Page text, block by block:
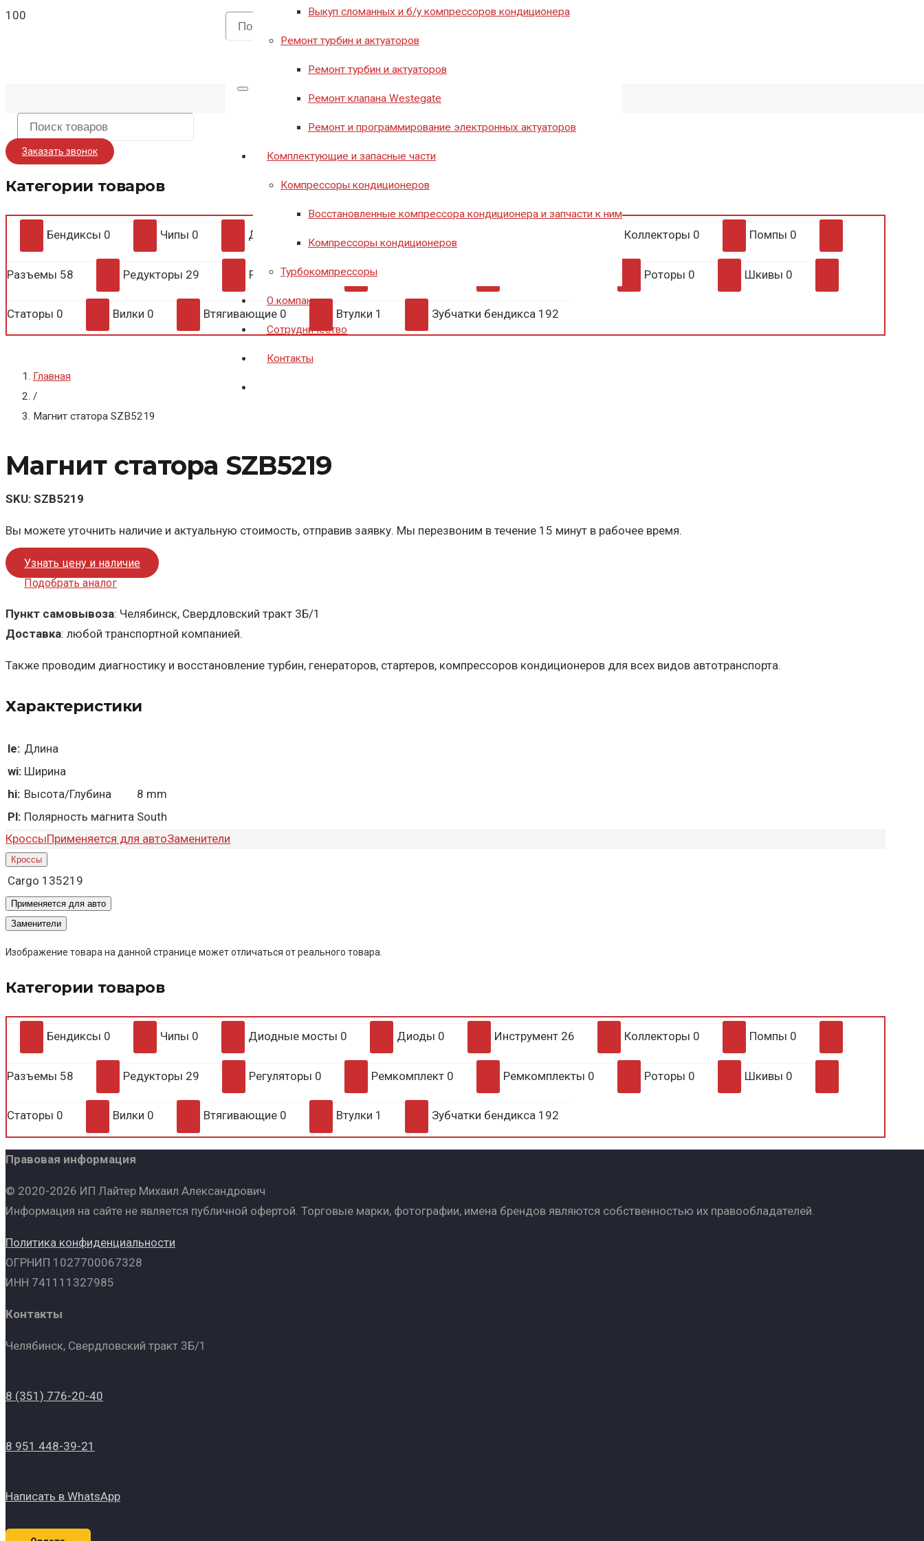
8 (351) 776-20-40
Заказать звонок
Выкуп сломанных и б/у компрессоров кондиционера
Ремонт турбин и актуаторов
Ремонт турбин и актуаторов
Ремонт клапана Westegate
Ремонт и программирование электронных актуаторов
Комплектующие и запасные части
Компрессоры кондиционеров
Восстановленные компрессора кондиционера и запчасти к ним
Компрессоры кондиционеров
Турбокомпрессоры
О компании
Сотрудничество
Контакты
Заказать звонок
Категории товаров
Бендиксы 0 Чипы 0 Диодные мосты Коллекторы 0 Помпы 0
Разъемы 58 Редукторы 29 Регуляторы0 Ремкомплект Роторы 0 Шкивы 0
Статоры 0 Вилки 0 Втягивающие 0 Втулки 1 Зубчатки бендикса 192
Главная
/
Магнит статора SZB5219
Магнит статора SZB5219
SKU: SZB5219
Вы можете уточнить наличие и актуальную стоимость, отправив заявку. Мы перезвоним в течение 15 минут в рабочее время.
Узнать цену и наличие
Подобрать аналог
Пункт самовывоза: Челябинск, Свердловский тракт 3Б/1
Доставка: любой транспортной компанией.
Также проводим диагностику и восстановление турбин, генераторов, стартеров, компрессоров кондиционеров для всех видов автотранспорта.
Характеристики
le: Длина
wi: Ширина
hi: Высота/Глубина
8 mm
Pl: Полярность магнита South
КроссыПрименяется для автоЗаменители
Кроссы
Cargo 135219
Применяется для авто
Заменители
Изображение товара на данной странице может отличаться от реального товара.
Категории товаров
Бендиксы 0 Чипы 0 Диодные мосты 0 Диоды 0 Инструмент 26 Коллекторы 0 Помпы 0
Разъемы 58 Редукторы 29 Регуляторы 0 Ремкомплект 0 Ремкомплекты 0 Роторы 0 Шкивы 0
Статоры 0 Вилки 0 Втягивающие 0 Втулки 1 Зубчатки бендикса 192
Правовая информация
© 2020-2026 ИП Лайтер Михаил Александрович
Информация на сайте не является публичной офертой. Торговые марки, фотографии, имена брендов являются собственностью их правообладателей.
Политика конфиденциальности
ОГРНИП 1027700067328
ИНН 741111327985
Контакты
Челябинск, Свердловский тракт 3Б/1
8 (351) 776-20-40
8 951 448-39-21
Написать в WhatsApp